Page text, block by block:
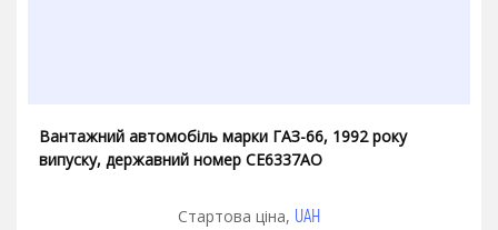
Вантажний автомобіль марки ГАЗ-66, 1992 року
випуску, державний номер СЕ6337АО
Стартова ціна, UAH